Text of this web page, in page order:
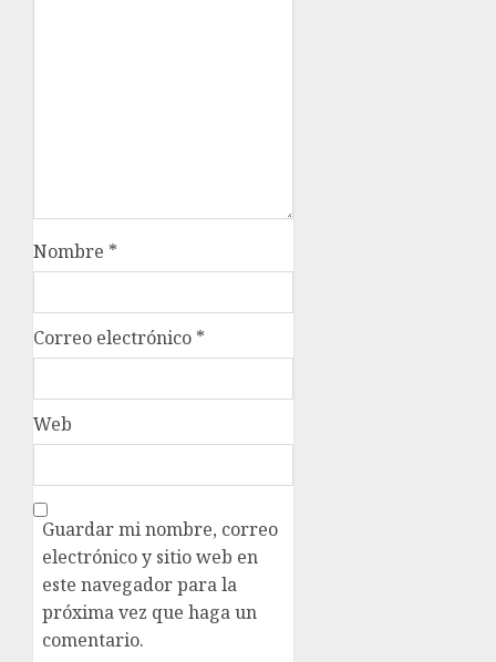
Nombre *
Correo electrónico *
Web
Guardar mi nombre, correo
electrónico y sitio web en
este navegador para la
próxima vez que haga un
comentario.